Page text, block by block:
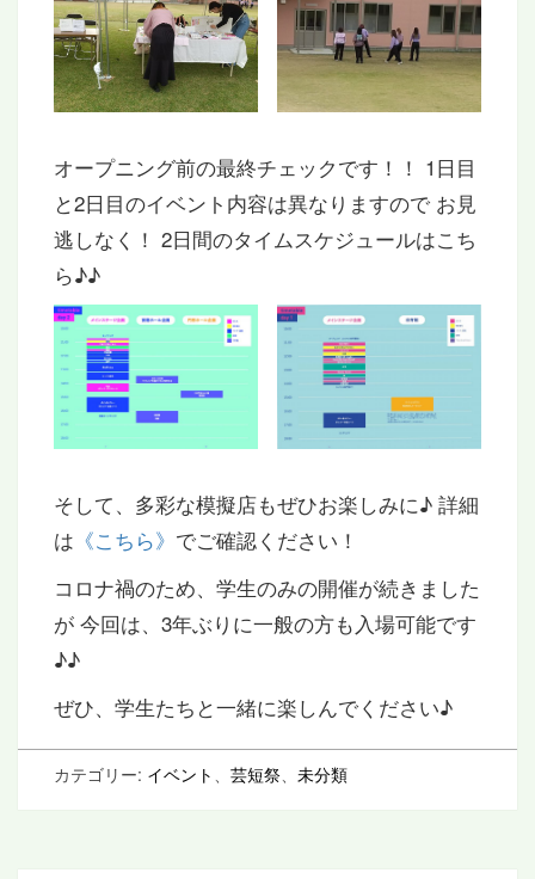
オープニング前の最終チェックです！！ 1日目
と2日目のイベント内容は異なりますので お見
逃しなく！ 2日間のタイムスケジュールはこち
ら♪♪
そして、多彩な模擬店もぜひお楽しみに♪ 詳細
は 《こちら》 でご確認ください！
コロナ禍のため、学生のみの開催が続きました
が 今回は、3年ぶりに一般の方も入場可能です
♪♪
ぜひ、学生たちと一緒に楽しんでください♪
カテゴリー: イベント 芸短祭 未分類